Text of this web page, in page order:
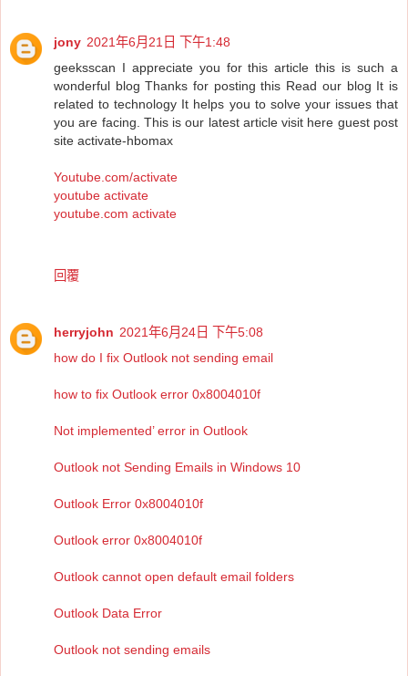
jony 2021年6月21日 下午1:48
geeksscan I appreciate you for this article this is such a
wonderful blog Thanks for posting this Read our blog It is
related to technology It helps you to solve your issues that
you are facing. This is our latest article visit here guest post
site activate-hbomax
Youtube.com/activate
youtube activate
youtube.com activate
回覆
herryjohn 2021年6月24日 下午5:08
how do I fix Outlook not sending email
how to fix Outlook error 0x8004010f
Not implemented’ error in Outlook
Outlook not Sending Emails in Windows 10
Outlook Error 0x8004010f
Outlook error 0x8004010f
Outlook cannot open default email folders
Outlook Data Error
Outlook not sending emails